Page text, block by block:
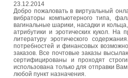
23.12.2014
Добро пожаловать в виртуальный
вибраторы компьютерного типа,
вагинальные шарики, насадки и
атрибутики и эротических кукол. На
литературу эротического
потребностей и финансовых
заказов. Все почтовые заказы
сертифицированы и проходят
использована только для отправки
любой пункт назначения.